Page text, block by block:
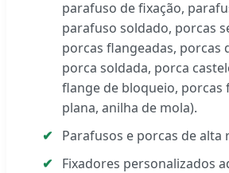
parafuso de fixação,
parafuso soldado, porcas
porcas flangeadas, porcas
porca soldada, porca
flange de bloqueio, porcas
plana, anilha de mola).
Parafusos e porcas de alta
Fixadores personalizados